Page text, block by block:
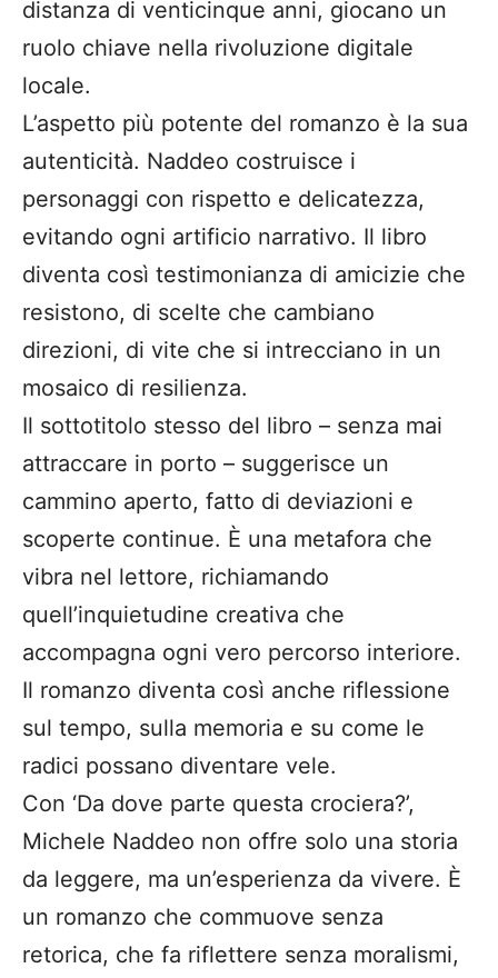
distanza di venticinque anni, giocano un
ruolo chiave nella rivoluzione digitale
locale.
L’aspetto più potente del romanzo è la sua
autenticità. Naddeo costruisce i
personaggi con rispetto e delicatezza,
evitando ogni artificio narrativo. Il libro
diventa così testimonianza di amicizie che
resistono, di scelte che cambiano
direzioni, di vite che si intrecciano in un
mosaico di resilienza.
Il sottotitolo stesso del libro – senza mai
attraccare in porto – suggerisce un
cammino aperto, fatto di deviazioni e
scoperte continue. È una metafora che
vibra nel lettore, richiamando
quell’inquietudine creativa che
accompagna ogni vero percorso interiore.
Il romanzo diventa così anche riflessione
sul tempo, sulla memoria e su come le
radici possano diventare vele.
Con ‘Da dove parte questa crociera?’,
Michele Naddeo non offre solo una storia
da leggere, ma un’esperienza da vivere. È
un romanzo che commuove senza
retorica, che fa riflettere senza moralismi,